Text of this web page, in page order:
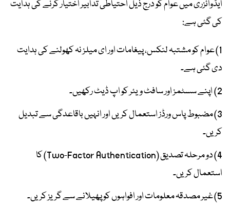
ایڈوائزری میں عوام کو درج ذیل احتیاطی تدابیر اختیار کرنے کی ہدایت
کی گئی ہے:
1) عوام کو مشتبہ لنکس، پیغامات اور ای میلز نہ کھولنے کی ہدایت
دی گئی ہے۔
2) اپنے سسٹمز اور سافٹ ویئر کو اپ ڈیٹ رکھیں۔
3) مضبوط پاس ورڈز استعمال کریں اور انہیں باقاعدگی سے تبدیل
کریں۔
4) دو مرحلہ تصدیق (Two-Factor Authentication) کا
استعمال کریں۔
5) غیر مصدقہ معلومات اور افواہوں کو پھیلانے سے گریز کریں۔